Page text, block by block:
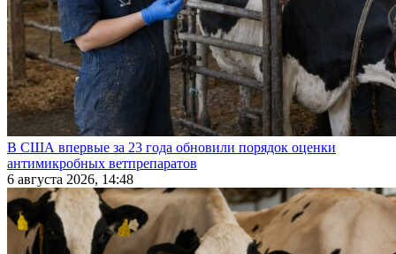
В США впервые за 23 года обновили порядок оценки
антимикробных ветпрепаратов
6 августа 2026, 14:48